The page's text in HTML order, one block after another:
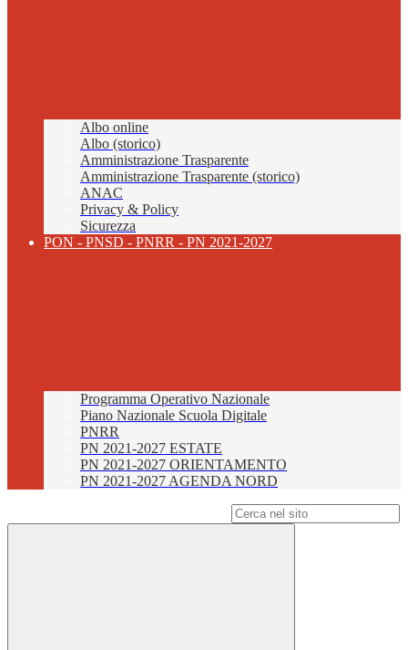
Albo online
Albo (storico)
Amministrazione Trasparente
Amministrazione Trasparente (storico)
ANAC
Privacy & Policy
Sicurezza
PON - PNSD - PNRR - PN 2021-2027
Programma Operativo Nazionale
Piano Nazionale Scuola Digitale
PNRR
PN 2021-2027 ESTATE
PN 2021-2027 ORIENTAMENTO
PN 2021-2027 AGENDA NORD